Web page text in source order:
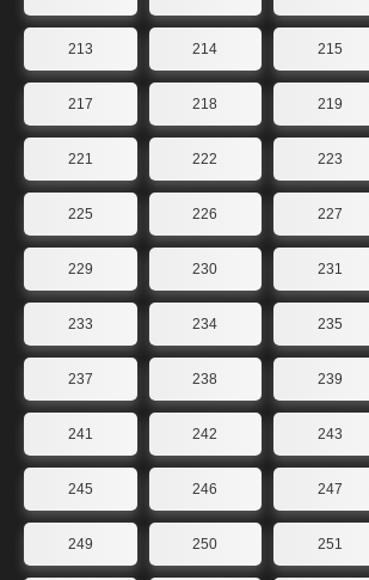
213 214 215
217 218 219
221 222 223
225 226 227
229 230 231
233 234 235
237 238 239
241 242 243
245 246 247
249 250 251